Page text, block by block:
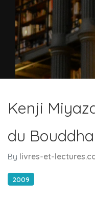
Kenji
du Bouddha
By livres-et-
2009